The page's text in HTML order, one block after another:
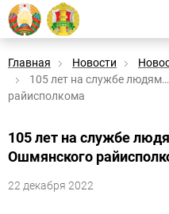
Главная Новости
105 лет на службе
райисполкома
105 лет на службе
Ошмянского
22 декабря 2022